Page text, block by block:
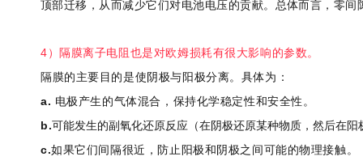
顶部迁移，从而减少它们对电池电压的贡献。总体而言，零
4）隔膜离子电阻也是对欧姆损耗有很大影响的参数。
隔膜的主要目的是使阴极与阳极分离。具体为：
a. 电极产生的气体混合，保持化学稳定性和安全性。
b.可能发生的副氧化还原反应（在阴极还原某种物质，然后在
c.如果它们间隔很近，防止阳极和阴极之间可能的物理接触。